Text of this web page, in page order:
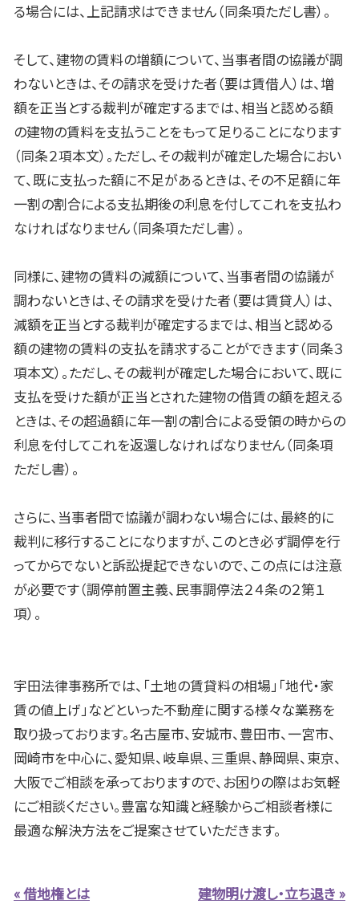
る場合には、上記請求はできません（同条項ただし書）。
そして、建物の賃料の増額について、当事者間の協議が調
わないときは、その請求を受けた者（要は賃借人）は、増
額を正当とする裁判が確定するまでは、相当と認める額
の建物の賃料を支払うことをもって足りることになります
（同条２項本文）。ただし、その裁判が確定した場合におい
て、既に支払った額に不足があるときは、その不足額に年
一割の割合による支払期後の利息を付してこれを支払わ
なければなりません（同条項ただし書）。
同様に、建物の賃料の減額について、当事者間の協議が
調わないときは、その請求を受けた者（要は賃貸人）は、
減額を正当とする裁判が確定するまでは、相当と認める
額の建物の賃料の支払を請求することができます（同条３
項本文）。ただし、その裁判が確定した場合において、既に
支払を受けた額が正当とされた建物の借賃の額を超える
ときは、その超過額に年一割の割合による受領の時からの
利息を付してこれを返還しなければなりません（同条項
ただし書）。
さらに、当事者間で協議が調わない場合には、最終的に
裁判に移行することになりますが、このとき必ず調停を行
ってからでないと訴訟提起できないので、この点には注意
が必要です（調停前置主義、民事調停法２４条の２第１
項）。
宇田法律事務所では、「土地の賃貸料の相場」「地代・家
賃の値上げ」などといった不動産に関する様々な業務を
取り扱っております。名古屋市、安城市、豊田市、一宮市、
岡崎市を中心に、愛知県、岐阜県、三重県、静岡県、東京、
大阪でご相談を承っておりますので、お困りの際はお気軽
にご相談ください。豊富な知識と経験からご相談者様に
最適な解決方法をご提案させていただきます。
« 借地権とは 建物明け渡し・立ち退き »